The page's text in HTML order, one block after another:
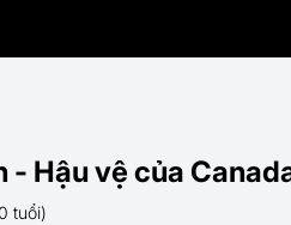
- Hậu vệ của
tuổi)